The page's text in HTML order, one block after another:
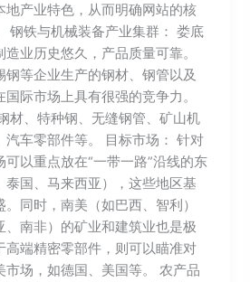
地产业特色，从而明确网站的核
钢铁与机械装备产业集群： 娄底
业历史悠久，产品质量可靠。
钢等企业生产的钢材、钢管以及
际市场上具有很强的竞争力。
材、特种钢、无缝钢管、矿山机
汽车零部件等。 目标市场： 针对
以重点放在“一带一路”沿线的东
泰国、马来西亚），这些地区基
同时，南美（如巴西、智利）
、南非）的矿业和建筑业也是极
高端精密零部件，则可以瞄准对
市场，如德国、美国等。 农产品